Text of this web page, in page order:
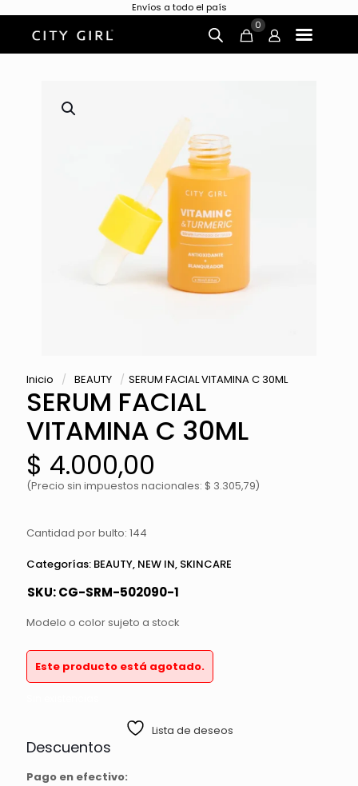
Envíos a todo el país
0
Inicio / BEAUTY / SERUM FACIAL VITAMINA C 30ML
SERUM FACIAL
VITAMINA C 30ML
$ 4.000,00
(Precio sin impuestos nacionales: $ 3.305,79)
Cantidad por bulto: 144
Categorías: BEAUTY, NEW IN, SKINCARE
SKU:CG-SRM-502090-1
Modelo o color sujeto a stock
Este producto está agotado.
Lista de deseos
Descuentos
Pago en efectivo: